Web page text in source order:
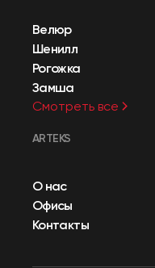
Велюр
Шенилл
Рогожка
Замша
Смотреть все
ARTEKS
О нас
Офисы
Контакты